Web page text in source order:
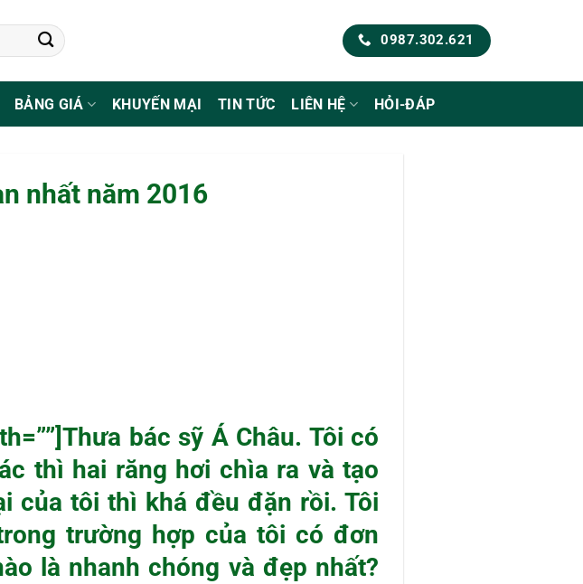
0987.302.621
BẢNG GIÁ KHUYẾN MẠI TIN TỨC LIÊN HỆ HỎI-ĐÁP
nhất năm 2016
bác sỹ Á Châu. Tôi có
thì hai răng hơi chìa ra và tạo
của tôi thì khá đều đặn rồi. Tôi
trường hợp của tôi có đơn
là nhanh chóng và đẹp nhất?